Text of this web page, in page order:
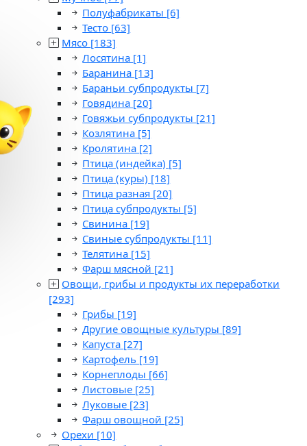
Полуфабрикаты [6]
Тесто [63]
Мясо [183]
Лосятина [1]
Баранина [13]
Бараньи субпродукты [7]
Говядина [20]
Говяжьи субпродукты [21]
Козлятина [5]
Кролятина [2]
Птица (индейка) [5]
Птица (куры) [18]
Птица разная [20]
Птица субпродукты [5]
Свинина [19]
Свиные субпродукты [11]
Телятина [15]
Фарш мясной [21]
Овощи, грибы и продукты их переработки
[293]
Грибы [19]
Другие овощные культуры [89]
Капуста [27]
Картофель [19]
Корнеплоды [66]
Листовые [25]
Луковые [23]
Фарш овощной [25]
Орехи [10]